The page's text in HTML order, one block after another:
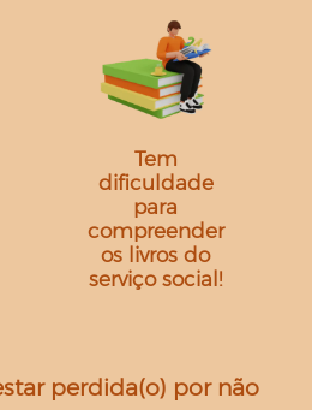
Tem
dificuldade
para
compreender
os livros do
serviço social!
perdida(o) por não